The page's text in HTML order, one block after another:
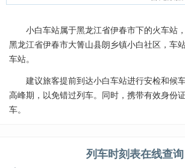
小白车站属于黑龙江省伊春市下的火车站
黑龙江省伊春市大箐山县朗乡镇小白社区，车
车站。
建议旅客提前到达小白车站进行安检和候
高峰期，以免错过列车。同时，携带有效身份
车。
列车时刻表在线查询